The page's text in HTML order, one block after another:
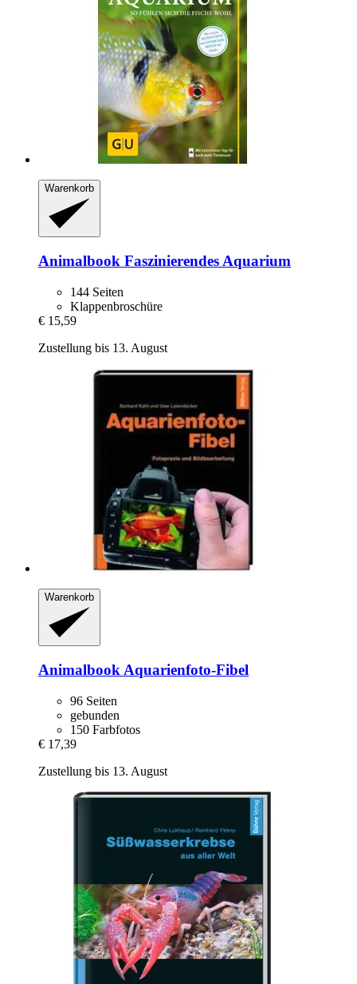
Warenkorb
Animalbook Faszinierendes Aquarium
144 Seiten
Klappenbroschüre
€ 15,59
Zustellung bis 13. August
Warenkorb
Animalbook Aquarienfoto-​Fibel
96 Seiten
gebunden
150 Farbfotos
€ 17,39
Zustellung bis 13. August